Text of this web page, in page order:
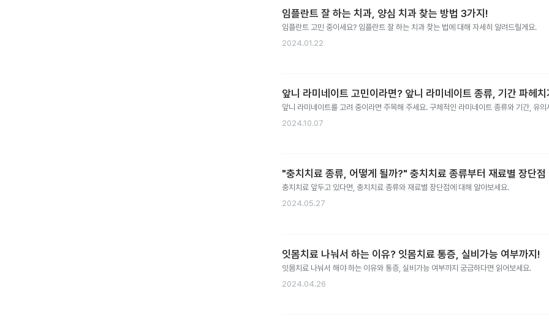
임플란트 잘 하는 치과, 양심 치과 찾는 방법 3가지!
임플란트 고민 중이세요? 임플란트 잘 하는 치과 찾는 법에 대해 자세히 알려드릴게요.
2024.01.22
앞니 라미네이트 고민이라면? 앞니 라미네이트 종류, 기간 파헤치
앞니 라미네이트를 고려 중이라면 주목해 주세요. 구체적인 라미네이트 종류와 기간, 유
2024.10.07
"충치치료 종류, 어떻게 될까?" 충치치료 종류부터 재료별 장단점
충치치료 앞두고 있다면, 충치치료 종류와 재료별 장단점에 대해 알아보세요.
2024.05.27
잇몸치료 나눠서 하는 이유? 잇몸치료 통증, 실비가능 여부까지!
잇몸치료 나눠서 해야 하는 이유와 통증, 실비가능 여부까지 궁금하다면 읽어보세요.
2024.04.26